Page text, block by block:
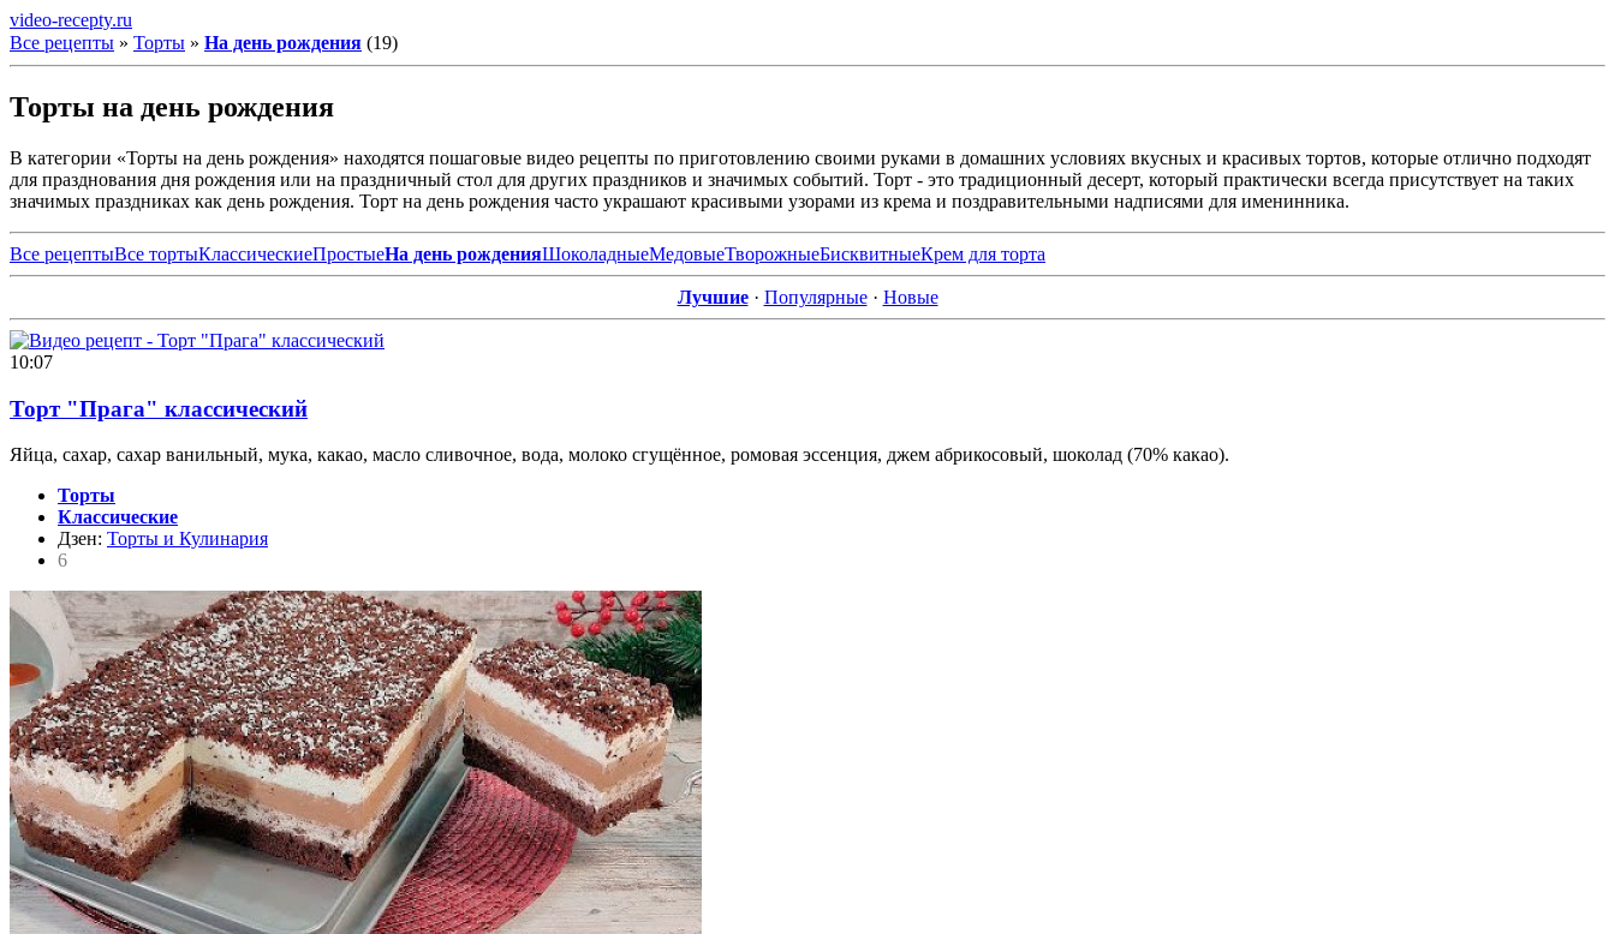
video-recepty.ru
Все рецепты » Торты » На день рождения (19)
Торты на день рождения
В категории «Торты на день рождения» находятся пошаговые видео рецепты по приготовлению своими руками в домашних условиях вкусных и красивых тортов, которые отлично подходят
для празднования дня рождения или на праздничный стол для других праздников и значимых событий. Торт - это традиционный десерт, который практически всегда присутствует на таких
значимых праздниках как день рождения. Торт на день рождения часто украшают красивыми узорами из крема и поздравительными надписями для именинника.
Все рецептыВсе тортыКлассическиеПростыеНа день рожденияШоколадныеМедовыеТворожныеБисквитныеКрем для торта
Лучшие · Популярные · Новые
10:07
Торт "Прага" классический
Яйца, сахар, сахар ванильный, мука, какао, масло сливочное, вода, молоко сгущённое, ромовая эссенция, джем абрикосовый, шоколад (70% какао).
Торты
Классические
Дзен: Торты и Кулинария
6